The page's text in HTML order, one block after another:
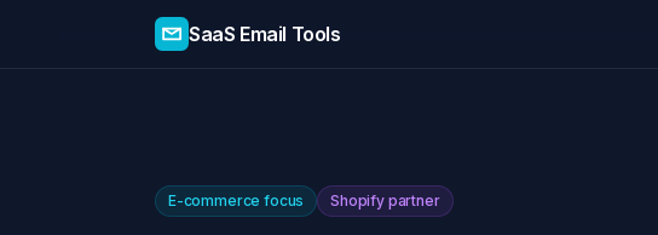
SaaS Email Tools
E-commerce focus Shopify partner